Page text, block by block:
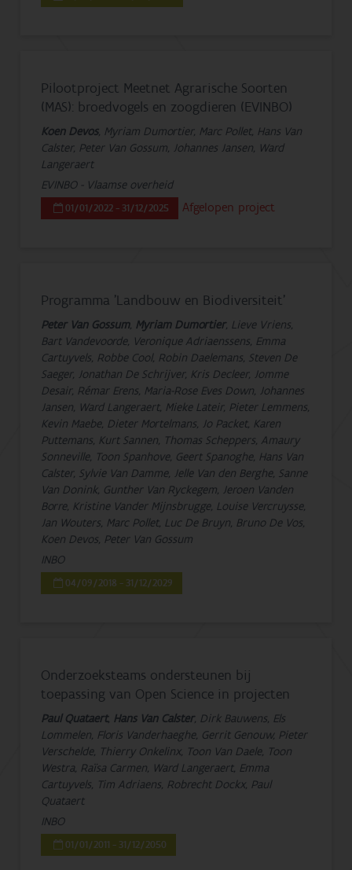
Pilootproject Meetnet Agrarische Soorten
(MAS): broedvogels en zoogdieren (EVINBO)
Koen Devos, Myriam Dumortier, Marc Pollet, Hans Van
Calster, Peter Van Gossum, Johannes Jansen, Ward
Langeraert
EVINBO - Vlaamse overheid
01/01/2022 - 31/12/2025 Afgelopen project
Programma 'Landbouw en Biodiversiteit'
Peter Van Gossum, Myriam Dumortier, Lieve Vriens,
Bart Vandevoorde, Veronique Adriaenssens, Emma
Cartuyvels, Robbe Cool, Robin Daelemans, Steven De
Saeger, Jonathan De Schrijver, Kris Decleer, Jomme
Desair, Rémar Erens, Maria-Rose Eves Down, Johannes
Jansen, Ward Langeraert, Mieke Lateir, Pieter Lemmens,
Kevin Maebe, Dieter Mortelmans, Jo Packet, Karen
Puttemans, Kurt Sannen, Thomas Scheppers, Amaury
Sonneville, Toon Spanhove, Geert Spanoghe, Hans Van
Calster, Sylvie Van Damme, Jelle Van den Berghe, Sanne
Van Donink, Gunther Van Ryckegem, Jeroen Vanden
Borre, Kristine Vander Mijnsbrugge, Louise Vercruysse,
Jan Wouters, Marc Pollet, Luc De Bruyn, Bruno De Vos,
Koen Devos, Peter Van Gossum
INBO
04/09/2018 - 31/12/2029
Onderzoeksteams ondersteunen bij
toepassing van Open Science in projecten
Paul Quataert, Hans Van Calster, Dirk Bauwens, Els
Lommelen, Floris Vanderhaeghe, Gerrit Genouw, Pieter
Verschelde, Thierry Onkelinx, Toon Van Daele, Toon
Westra, Raïsa Carmen, Ward Langeraert, Emma
Cartuyvels, Tim Adriaens, Robrecht Dockx, Paul
Quataert
INBO
01/01/2011 - 31/12/2050